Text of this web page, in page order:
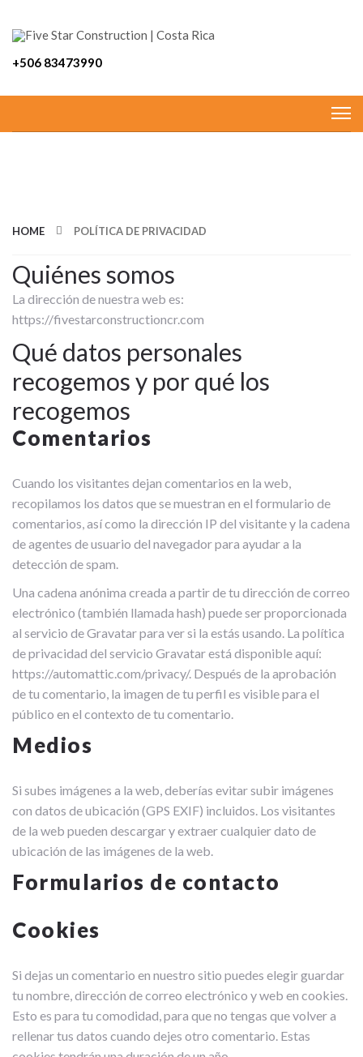
+506 83473990
HOME POLÍTICA DE PRIVACIDAD
Quiénes somos
La dirección de nuestra web es:
https://fivestarconstructioncr.com
Qué datos personales
recogemos y por qué los
recogemos
Comentarios
Cuando los visitantes dejan comentarios en la web,
recopilamos los datos que se muestran en el formulario de
comentarios, así como la dirección IP del visitante y la cadena
de agentes de usuario del navegador para ayudar a la
detección de spam.
Una cadena anónima creada a partir de tu dirección de correo
electrónico (también llamada hash) puede ser proporcionada
al servicio de Gravatar para ver si la estás usando. La política
de privacidad del servicio Gravatar está disponible aquí:
https://automattic.com/privacy/. Después de la aprobación
de tu comentario, la imagen de tu perfil es visible para el
público en el contexto de tu comentario.
Medios
Si subes imágenes a la web, deberías evitar subir imágenes
con datos de ubicación (GPS EXIF) incluidos. Los visitantes
de la web pueden descargar y extraer cualquier dato de
ubicación de las imágenes de la web.
Formularios de contacto
Cookies
Si dejas un comentario en nuestro sitio puedes elegir guardar
tu nombre, dirección de correo electrónico y web en cookies.
Esto es para tu comodidad, para que no tengas que volver a
rellenar tus datos cuando dejes otro comentario. Estas